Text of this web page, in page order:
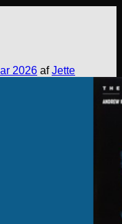
2026 afJette